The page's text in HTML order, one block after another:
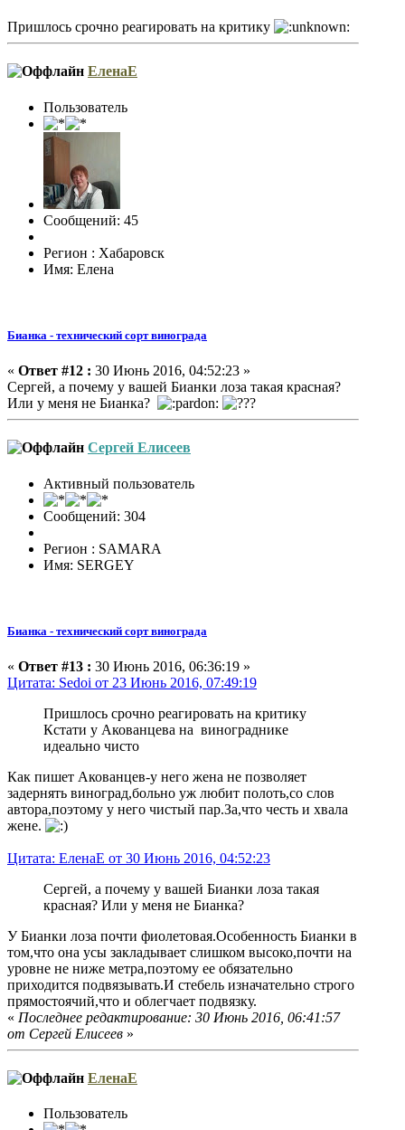
Пришлось срочно реагировать на критику
ЕленаЕ
Пользователь
Сообщений: 45
Регион : Хабаровск
Имя: Елена
Бианка - технический сорт винограда
« Ответ #12 : 30 Июнь 2016, 04:52:23 »
Сергей, а почему у вашей Бианки лоза такая красная?
Или у меня не Бианка?
Сергей Елисеев
Активный пользователь
Сообщений: 304
Регион : SAMARA
Имя: SERGEY
Бианка - технический сорт винограда
« Ответ #13 : 30 Июнь 2016, 06:36:19 »
Цитата: Sedoi от 23 Июнь 2016, 07:49:19
Пришлось срочно реагировать на критику
Кстати у Акованцева на винограднике
идеально чисто
Как пишет Акованцев-у него жена не позволяет
задернять виноград,больно уж любит полоть,со слов
автора,поэтому у него чистый пар.За,что честь и хвала
жене.
Цитата: ЕленаЕ от 30 Июнь 2016, 04:52:23
Сергей, а почему у вашей Бианки лоза такая
красная? Или у меня не Бианка?
У Бианки лоза почти фиолетовая.Особенность Бианки в
том,что она усы закладывает слишком высоко,почти на
уровне не ниже метра,поэтому ее обязательно
приходится подвязывать.И стебель изначательно строго
прямостоячий,что и облегчает подвязку.
« Последнее редактирование: 30 Июнь 2016, 06:41:57
от Сергей Елисеев »
ЕленаЕ
Пользователь